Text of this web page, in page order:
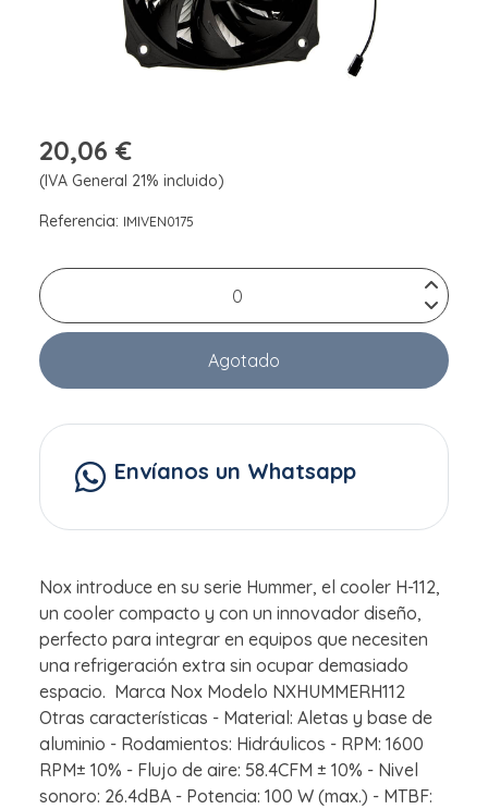
20,06 €
(IVA General 21% incluido)
Referencia: IMIVEN0175
Agotado
Envíanos un Whatsapp
Nox introduce en su serie Hummer, el cooler H-112,
un cooler compacto y con un innovador diseño,
perfecto para integrar en equipos que necesiten
una refrigeración extra sin ocupar demasiado
espacio. Marca Nox Modelo NXHUMMERH112
Otras características - Material: Aletas y base de
aluminio - Rodamientos: Hidráulicos - RPM: 1600
RPM± 10% - Flujo de aire: 58.4CFM ± 10% - Nivel
sonoro: 26.4dBA - Potencia: 100 W (max.) - MTBF: